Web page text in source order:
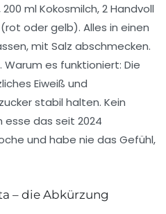
ml Kokosmilch, 2 Handvoll
(rot oder gelb). Alles in einen
mit Salz abschmecken.
Warum es funktioniert: Die
Eiweiß und
stabil halten. Kein
esse das seit 2024
und habe nie das Gefühl,
– die Abkürzung